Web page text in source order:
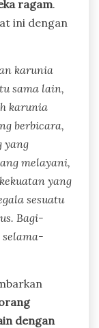
ragam.
ini dengan
karunia
sama lain,
karunia
berbicara,
yang
melayani,
yang
sesuatu
Bagi-
selama-
dengan